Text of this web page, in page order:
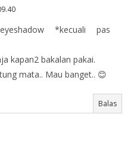
*kecuali pas
kapan2 bakalan pakai.
mata.. Mau banget.. 😊
Balas